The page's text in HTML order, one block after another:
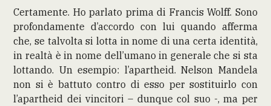
Certamente. Ho parlato prima di Francis Wolff. Sono
profondamente d’accordo con lui quando afferma
che, se talvolta si lotta in nome di una certa identità,
in realtà è in nome dell’umano in generale che si sta
lottando. Un esempio: l’apartheid. Nelson Mandela
non si è battuto contro di esso per sostituirlo con
l’apartheid dei vincitori – dunque col suo -, ma per